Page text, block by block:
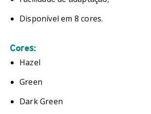
Disponível em 8 cores.
Cores:
Hazel
Green
Dark Green